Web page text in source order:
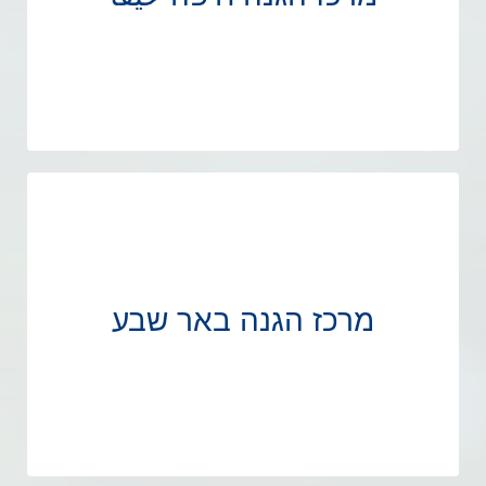
מרכז הגנה באר שבע
מרכז הגנה באר שבע